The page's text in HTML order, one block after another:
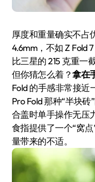
厚度和重量确实不占
4.6mm，不如 Z Fold
比三星的 215 克重一截
但你猜怎么着？拿在
Fold 的手感非常接近
Pro Fold 那种“半块
合盖时单手操作无压
食指提供了一个“窝
量带来的不适。